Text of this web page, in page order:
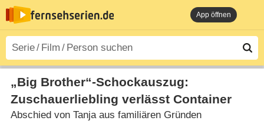
App öffnen
„Big Brother“-Schockauszug:
Zuschauerliebling verlässt Container
Abschied von Tanja aus familiären Gründen